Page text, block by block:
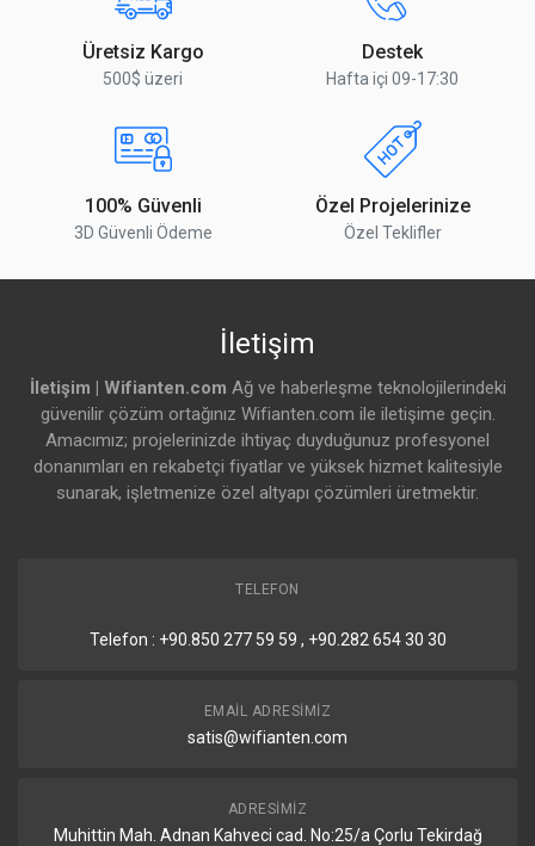
Üretsiz Kargo
500$ üzeri
Destek
Hafta içi 09-17:30
100% Güvenli
3D Güvenli Ödeme
Özel Projelerinize
Özel Teklifler
İletişim
İletişim | Wifianten.com Ağ ve haberleşme teknolojilerindeki
güvenilir çözüm ortağınız Wifianten.com ile iletişime geçin.
Amacımız; projelerinizde ihtiyaç duyduğunuz profesyonel
donanımları en rekabetçi fiyatlar ve yüksek hizmet kalitesiyle
sunarak, işletmenize özel altyapı çözümleri üretmektir.
TELEFON
Telefon : +90.850 277 59 59 , +90.282 654 30 30
EMAIL ADRESIMIZ
satis@wifianten.com
ADRESIMIZ
Muhittin Mah. Adnan Kahveci cad. No:25/a Çorlu Tekirdağ